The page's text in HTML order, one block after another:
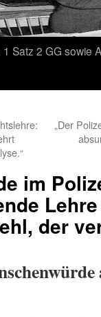
Satz 2 GG sowie
„Der
im
der